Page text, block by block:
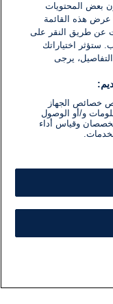
بعض المحتويات
عرض هذه القائمة
عن طريق النقر على
ستؤثر اختياراتك
يرجى
خصائص الجهاز
و/أو الوصول
وقياس أداء